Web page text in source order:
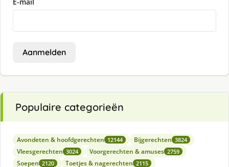
Aanmelden
Populaire categorieën
Avondeten & hoofdgerechten 12144 Bijgerechten 3824
Vleesgerechten 3024 Voorgerechten & amuses 2759
Soepen 2120 Toetjes & nagerechten 2115